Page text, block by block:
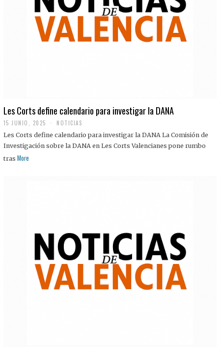
Les Corts define calendario para investigar la DANA
15 JUNIO, 2025 NOTICIAS
Les Corts define calendario para investigar la DANA La Comisión de
Investigación sobre la DANA en Les Corts Valencianes pone rumbo
tras More